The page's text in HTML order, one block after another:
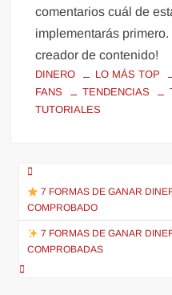
comentarios cuál de
implementarás
creador de contenido!
DINERO LO MÁS TOP
FANS
TENDENCIAS
TUTORIALES
Navegación
de
entradas
7 FORMAS DE GANAR
COMPROBADO
7 FORMAS DE GANAR
COMPROBADAS